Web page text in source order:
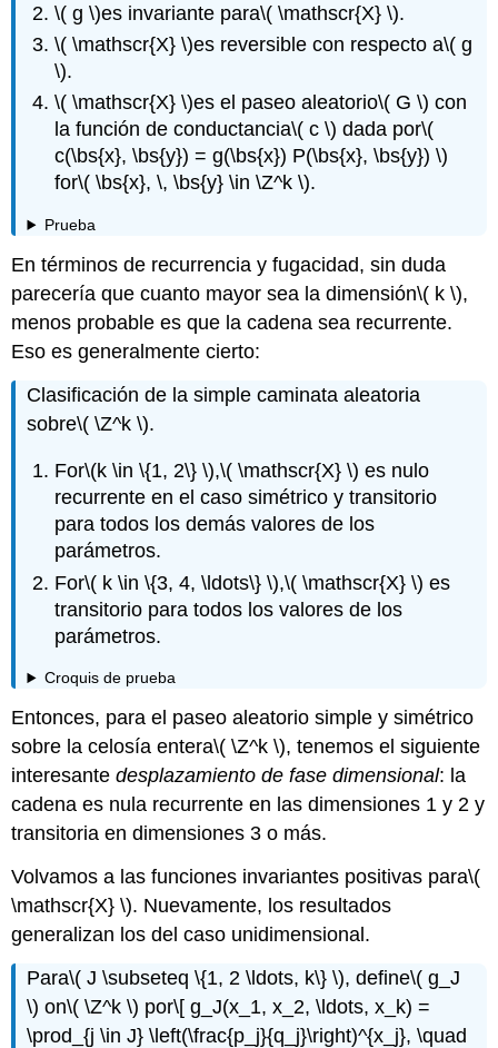
\( g \)es invariante para\( \mathscr{X} \).
\( \mathscr{X} \)es reversible con respecto a\( g
\).
\( \mathscr{X} \)es el paseo aleatorio\( G \) con
la función de conductancia\( c \) dada por\(
c(\bs{x}, \bs{y}) = g(\bs{x}) P(\bs{x}, \bs{y}) \)
for\( \bs{x}, \, \bs{y} \in \Z^k \).
Prueba
En términos de recurrencia y fugacidad, sin duda
parecería que cuanto mayor sea la dimensión\( k \),
menos probable es que la cadena sea recurrente.
Eso es generalmente cierto:
Clasificación de la simple caminata aleatoria
sobre\( \Z^k \).
For\(k \in \{1, 2\} \),\( \mathscr{X} \) es nulo
recurrente en el caso simétrico y transitorio
para todos los demás valores de los
parámetros.
For\( k \in \{3, 4, \ldots\} \),\( \mathscr{X} \) es
transitorio para todos los valores de los
parámetros.
Croquis de prueba
Entonces, para el paseo aleatorio simple y simétrico
sobre la celosía entera\( \Z^k \), tenemos el siguiente
interesantedesplazamiento de fase dimensional: la
cadena es nula recurrente en las dimensiones 1 y 2 y
transitoria en dimensiones 3 o más.
Volvamos a las funciones invariantes positivas para\(
\mathscr{X} \). Nuevamente, los resultados
generalizan los del caso unidimensional.
Para\( J \subseteq \{1, 2 \ldots, k\} \), define\( g_J
\) on\( \Z^k \) por\[ g_J(x_1, x_2, \ldots, x_k) =
\prod_{j \in J} \left(\frac{p_j}{q_j}\right)^{x_j}, \quad